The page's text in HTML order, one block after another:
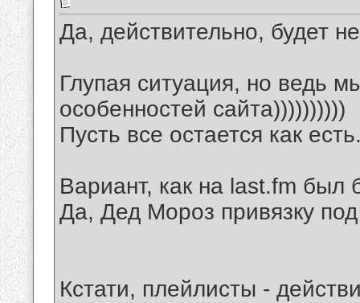
Да, действительно, будет
Глупая ситуация, но ведь
особенностей сайта))))))))))
Пусть все остается как
Вариант, как на last.fm был
Да, Дед Мороз привязку
Кстати, плейлисты -